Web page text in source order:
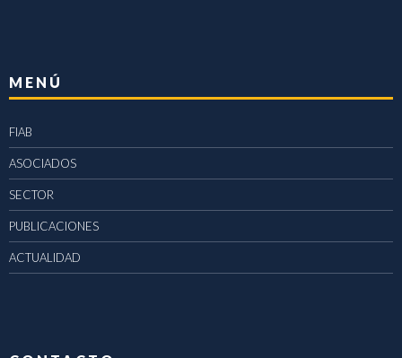
MENÚ
FIAB
ASOCIADOS
SECTOR
PUBLICACIONES
ACTUALIDAD